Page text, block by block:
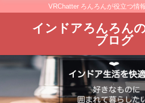
VRChatter ろんろんが役立つ情
インドアろんろん
ブログ